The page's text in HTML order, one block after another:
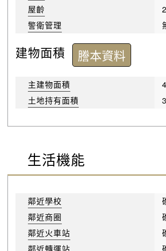
屋齡
警衛管理
建物面積 謄本資料
主建物面積
土地持有面積
生活機能
鄰近學校
鄰近商圈
鄰近火車站
鄰近轉運站